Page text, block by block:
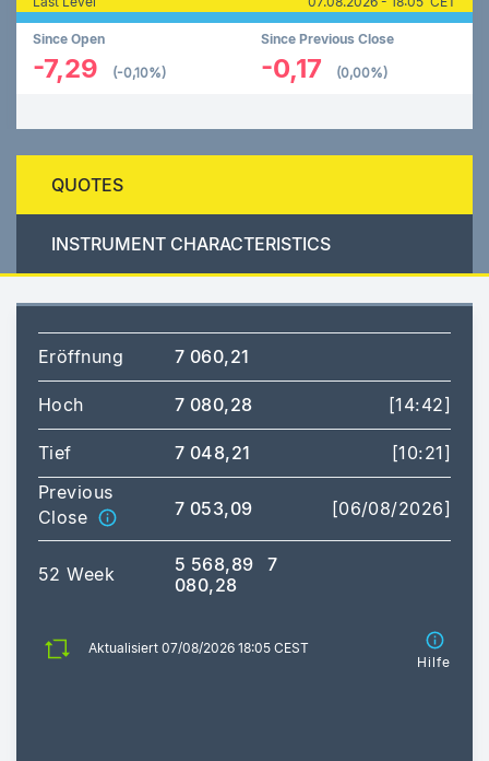
Since Open
-7,29 (-0,10%)
Since Previous Close
-0,17 (0,00%)
QUOTES
INSTRUMENT CHARACTERISTICS
Eröffnung 7 060,21
Hoch 7 080,28 [14:42]
Tief 7 048,21
[10:21]
Previous
Close
7 053,09 [06/08/2026]
52 Week 5 568,89
7
080,28
Aktualisiert 07/08/2026 18:05 CEST
Hilfe